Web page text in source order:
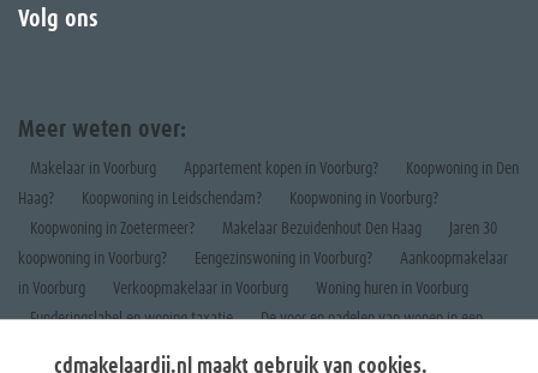
cdmakelaardij.nl maakt gebruik van cookies.
Volg ons
Meer weten over:
Makelaar in Voorburg Appartement kopen in Voorburg?
Koopwoning in Den
Haag?
Koopwoning in Leidschendam?
Koopwoning in Voorburg?
Koopwoning in Zoetermeer?
Makelaar Bezuidenhout Den Haag
Jaren 30
koopwoning in Voorburg?
Eengezinswoning in Voorburg?
Aankoopmakelaar
in Voorburg
Verkoopmakelaar in Voorburg
Woning huren in Voorburg
Funderingslabel en woning taxatie
De voor en nadelen van wonen in een